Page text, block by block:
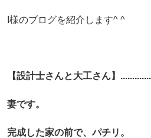
I様のブログを紹介します^ ^
【設計士さんと大工さん】
妻です。
完成した家の前で、パチリ。